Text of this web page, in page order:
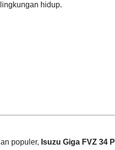
hidup.
populer, Isuzu Giga FVZ 34 P